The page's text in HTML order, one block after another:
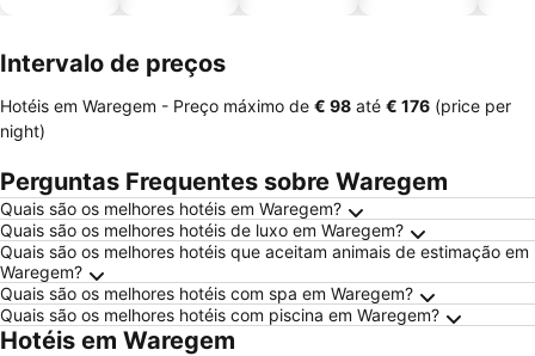
Intervalo de preços
Hotéis em Waregem - Preço máximo de ‎€ 98 até ‎€ 176 (price per
night)
Perguntas Frequentes sobre Waregem
Quais são os melhores hotéis em Waregem?
Quais são os melhores hotéis de luxo em Waregem?
Quais são os melhores hotéis que aceitam animais de estimação em
Waregem?
Quais são os melhores hotéis com spa em Waregem?
Quais são os melhores hotéis com piscina em Waregem?
Hotéis em Waregem